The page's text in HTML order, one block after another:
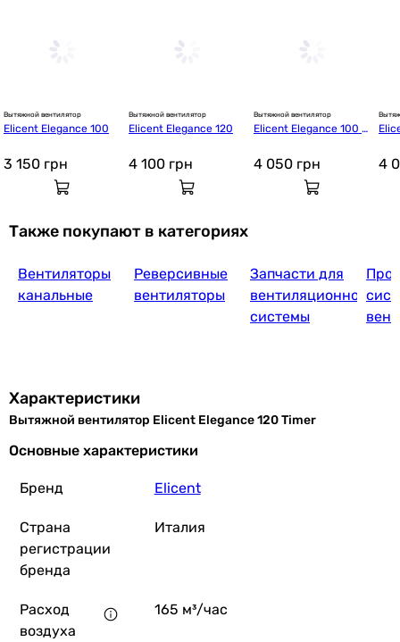
Вытяжной вентилятор
Elicent Elegance 100
3 150 грн
Вытяжной вентилятор
Elicent Elegance 120
4 100 грн
Вытяжной вентилятор
Elicent Elegance 100 Bl
4 050 грн 4
Также покупают в категориях
Вентиляторы
канальные
Реверсивные
вентиляторы
Запчасти для
вентиляционной
системы
Характеристики
Вытяжной вентилятор Elicent Elegance 120 Timer
Основные характеристики
Бренд Elicent
Страна
регистрации
бренда
Италия
Расход
воздуха
165 м³/час